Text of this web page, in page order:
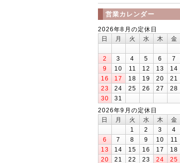
営業カレンダー
2026年8月の定休日
日
月 火 水 木 金
2
3 4 5 6 7
9
10 11 12 13 14
16
17 18 19 20 21
23
24 25 26 27 28
30
31
2026年9月の定休日
日
月 火 水 木 金
1
2 3 4
6
7 8 9 10 11
13
14 15 16 17 18
20
21 22 23 24 25